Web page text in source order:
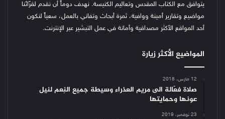
يتوافق مع الكتاب المقدس وتعاليم الكنيسة. نهدف دوماً أن نقدم لقرّائنا
مواضيع وتقارير أمينة ووافية، ثمرة أبحاث وتفاني بالعمل، سعياً لنكون
أحد المواقع الأكثر مصداقية وأمانة في عمل التبشير عبر الإنترنت.
المواضيع الأكثر زيارة
12 مارس، 2018
صلاة فعّالة الى مريم العذراء وسيطة جميع النِعم لنيل
عونها وحمايتها
23 نوفمبر، 2019